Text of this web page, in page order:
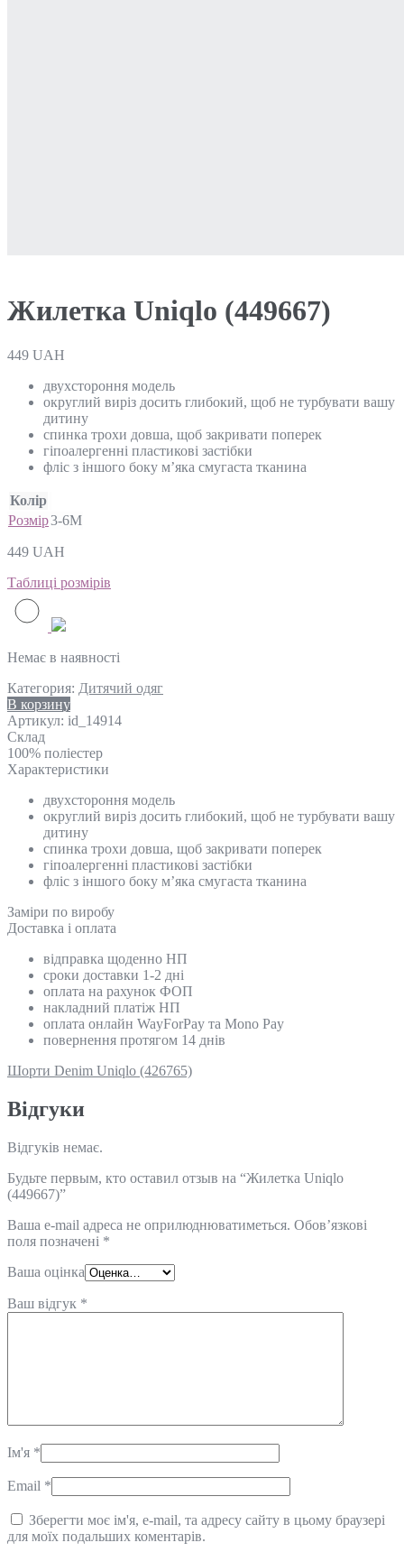
Жилетка Uniqlo (449667)
449 UAH
двухстороння модель
округлий виріз досить глибокий, щоб не турбувати вашу
дитину
спинка трохи довша, щоб закривати поперек
гіпоалергенні пластикові застібки
фліс з іншого боку м’яка смугаста тканина
Колір
Розмір3-6М
449 UAH
Таблиці розмірів
Немає в наявності
Категория: Дитячий одяг
В корзину
Артикул: id_14914
Склад
100% поліестер
Характеристики
двухстороння модель
округлий виріз досить глибокий, щоб не турбувати вашу
дитину
спинка трохи довша, щоб закривати поперек
гіпоалергенні пластикові застібки
фліс з іншого боку м’яка смугаста тканина
Замiри по виробу
Доставка і оплата
відправка щоденно НП
сроки доставки 1-2 дні
оплата на рахунок ФОП
накладний платіж НП
оплата онлайн WayForPay та Mono Pay
повернення протягом 14 днів
Шорти Denim Uniqlo (426765)
Відгуки
Відгуків немає.
Будьте первым, кто оставил отзыв на “Жилетка Uniqlo
(449667)”
Ваша e-mail адреса не оприлюднюватиметься. Обов’язкові
поля позначені *
Ваша оцінка
Ваш відгук *
Ім'я *
Email *
Зберегти моє ім'я, e-mail, та адресу сайту в цьому браузері
для моїх подальших коментарів.